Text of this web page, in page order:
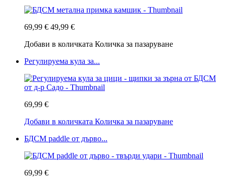
69,99 € 49,99 €
Добави в количката Количка за пазаруване
Регулируема кула за...
69,99 €
Добави в количката Количка за пазаруване
БДСМ paddle от дърво...
69,99 €